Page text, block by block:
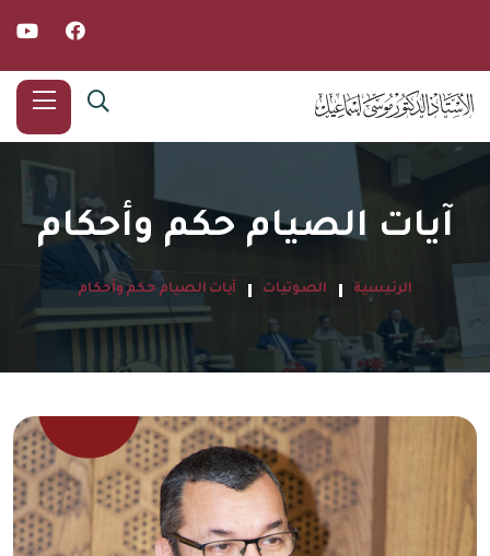
آيات الصيام حكم وأحكام
الرئيسية الصوتيات آيات الصيام حكم وأحكام